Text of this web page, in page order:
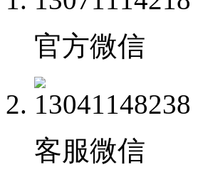
官方微信
客服微信